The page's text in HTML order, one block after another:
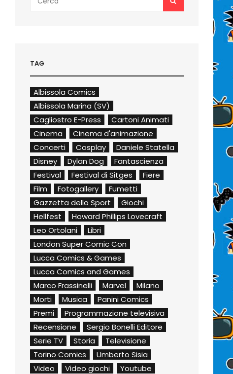
for:
TAG
Albissola Comics
Albissola Marina (SV)
Cagliostro E-Press
Cartoni Animati
Cinema
Cinema d'animazione
Concerti
Cosplay
Daniele Statella
Disney
Dylan Dog
Fantascienza
Festival
Festival di Sitges
Fiere
Film
Fotogallery
Fumetti
Gazzetta dello Sport
Giochi
Hellfest
Howard Phillips Lovecraft
Leo Ortolani
Libri
London Super Comic Con
Lucca Comics & Games
Lucca Comics and Games
Marco Frassinelli
Marvel
Milano
Morti
Musica
Panini Comics
Premi
Programmazione televisiva
Recensione
Sergio Bonelli Editore
Serie TV
Storia
Televisione
Torino Comics
Umberto Sisia
Video
Video giochi Youtube